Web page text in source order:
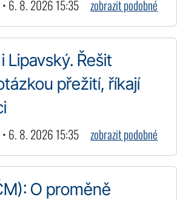
6. 8. 2026 15:35 zobrazit podobné
Lipavský. Řešit
přežití, říkají
6. 8. 2026 15:35 zobrazit podobné
O proměně